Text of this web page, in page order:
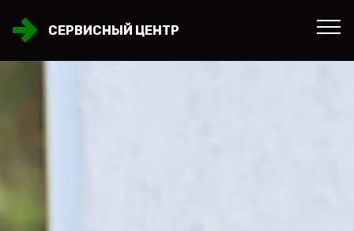
СЕРВИСНЫЙ ЦЕНТР